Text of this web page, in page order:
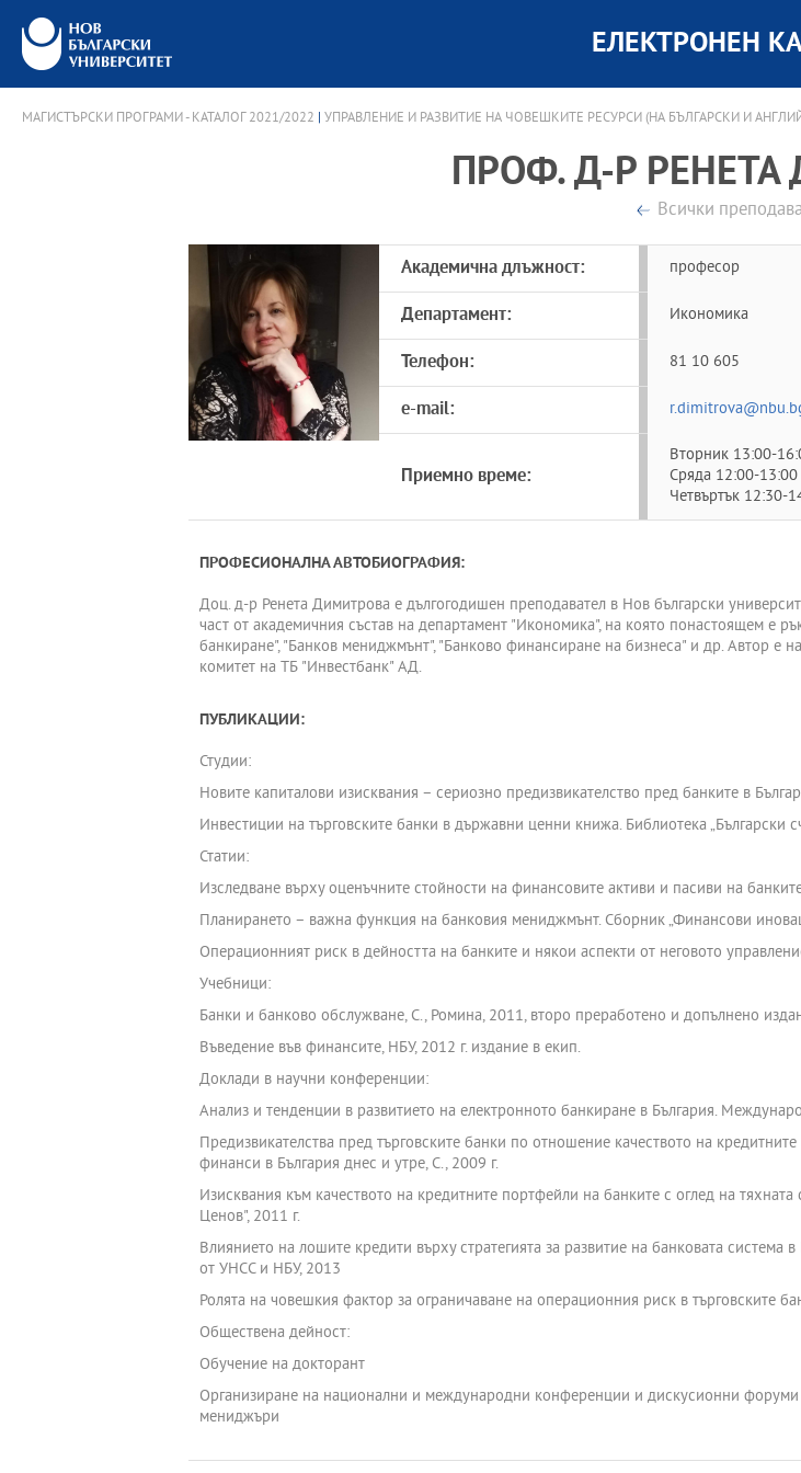
ЕЛЕКТРОНЕН
МАГИСТЪРСКИ ПРОГРАМИ - КАТАЛОГ 2021/2022 УПРАВЛЕНИЕ И РАЗВИТИЕ НА ЧОВЕШКИТЕ РЕСУРСИ (НА БЪЛГАРСКИ И
ПРОФ. Д-Р
Всички
Академична длъжност: професор
Департамент: Икономика
Телефон: 81 10 605
e-mail:
Приемно време:
Вторник 13:00-
Сряда 12:00-
Четвъртък 12:30-
ПРОФЕСИОНАЛНА АВТОБИОГРАФИЯ:
Доц. д-р Ренета Димитрова е дългогодишен преподавател в Нов български
част от академичния състав на департамент "Икономика", на която понастоящем е
банкиране", "Банков мениджмънт", "Банково финансиране на бизнеса" и др. Автор е
комитет на ТБ "Инвестбанк" АД.
ПУБЛИКАЦИИ:
Студии:
Новите капиталови изисквания – сериозно предизвикателство пред банките в
Инвестиции на търговските банки в държавни ценни книжа. Библиотека „Български
Статии:
Изследване върху оценъчните стойности на финансовите активи и пасиви на
Планирането – важна функция на банковия мениджмънт. Сборник „Финансови
Операционният риск в дейността на банките и някои аспекти от неговото
Учебници:
Банки и банково обслужване, С., Ромина, 2011, второ преработено и допълнено
Въведение във финансите, НБУ, 2012 г. издание в екип.
Доклади в научни конференции:
Анализ и тенденции в развитието на електронното банкиране в България.
Предизвикателства пред търговските банки по отношение качеството на
финанси в България днес и утре, С., 2009 г.
Изисквания към качеството на кредитните портфейли на банките с оглед на
Ценов", 2011 г.
Влиянието на лошите кредити върху стратегията за развитие на банковата
от УНСС и НБУ, 2013
Ролята на човешкия фактор за ограничаване на операционния риск в търговските
Обществена дейност:
Обучение на докторант
Организиране на национални и международни конференции и дискусионни форуми
мениджъри